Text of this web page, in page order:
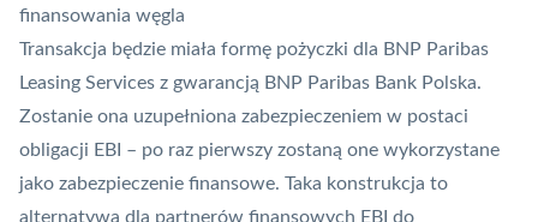
finansowania węgla
Transakcja będzie miała formę pożyczki dla BNP Paribas
Leasing Services z gwarancją BNP Paribas Bank Polska.
Zostanie ona uzupełniona zabezpieczeniem w postaci
obligacji EBI – po raz pierwszy zostaną one wykorzystane
jako zabezpieczenie finansowe. Taka konstrukcja to
alternatywa dla partnerów finansowych EBI do